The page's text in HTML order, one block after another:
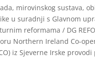
mirovinskog sustava,
u suradnji s Glavnom
reformama / DG
Northern Ireland Co-
iz Sjeverne Irske